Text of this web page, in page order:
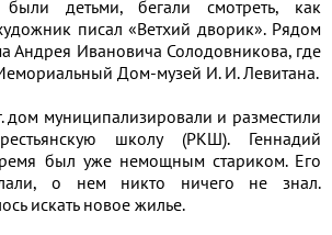
детьми, бегали смотреть, как
писал «Ветхий дворик». Рядом
Андрея Ивановича Солодовникова, где
Дом-музей И. И. Левитана.
дом муниципализировали и разместили
школу (РКШ). Геннадий
был уже немощным стариком. Его
о нем никто ничего не знал.
искать новое жилье.